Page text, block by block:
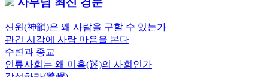
비
게
이
션
션윈(神韻)은 왜 사람을 구할 수 있는가
관건 시각에 사람 마음을 본다
수련과 종교
인류사회는 왜 미혹(迷)의 사회인가